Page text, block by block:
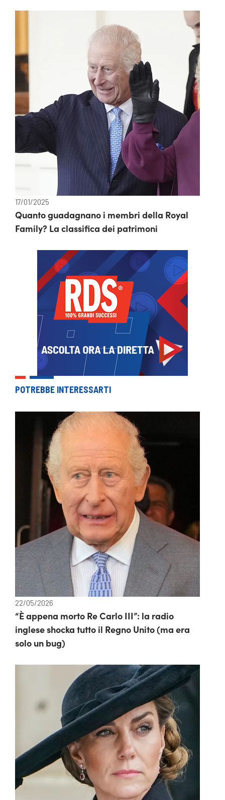
17/01/2025
Quanto guadagnano i membri della Royal
Family? La classifica dei patrimoni
POTREBBE INTERESSARTI
22/05/2026
“È appena morto Re Carlo III”: la radio
inglese shocka tutto il Regno Unito (ma era
solo un bug)